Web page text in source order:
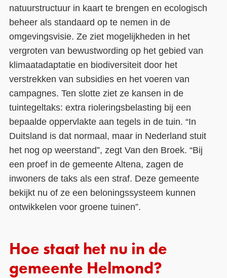
natuurstructuur in kaart te brengen en ecologisch
beheer als standaard op te nemen in de
omgevingsvisie. Ze ziet mogelijkheden in het
vergroten van bewustwording op het gebied van
klimaatadaptatie en biodiversiteit door het
verstrekken van subsidies en het voeren van
campagnes. Ten slotte ziet ze kansen in de
tuintegeltaks: extra rioleringsbelasting bij een
bepaalde oppervlakte aan tegels in de tuin. “In
Duitsland is dat normaal, maar in Nederland stuit
het nog op weerstand”, zegt Van den Broek. “Bij
een proef in de gemeente Altena, zagen de
inwoners de taks als een straf. Deze gemeente
bekijkt nu of ze een beloningssysteem kunnen
ontwikkelen voor groene tuinen”.
Hoe staat het nu in de
gemeente Helmond?